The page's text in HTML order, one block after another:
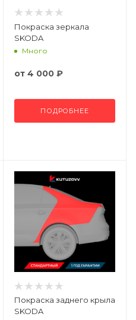
Покраска зеркала
SKODA
Много
от 4 000 ₽
ПОДРОБНЕЕ
Покраска заднего крыла
SKODA